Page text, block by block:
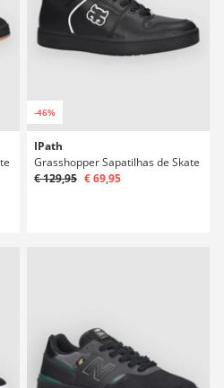
-46%
IPath
Grasshopper Sapatilhas de Skate
€ 129,95 € 69,95